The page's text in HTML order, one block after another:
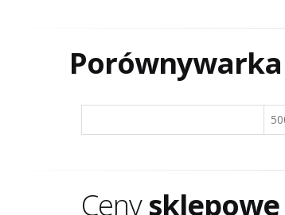
Porównywarka
Cenysklepowe